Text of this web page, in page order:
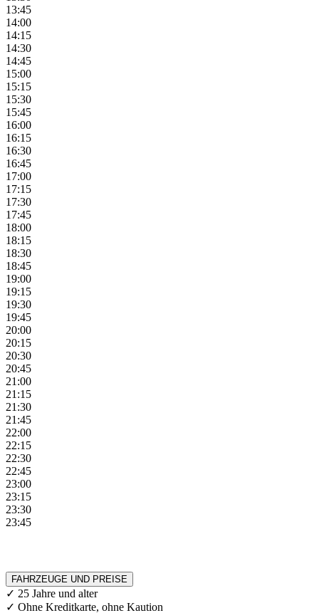
13:45
14:00
14:15
14:30
14:45
15:00
15:15
15:30
15:45
16:00
16:15
16:30
16:45
17:00
17:15
17:30
17:45
18:00
18:15
18:30
18:45
19:00
19:15
19:30
19:45
20:00
20:15
20:30
20:45
21:00
21:15
21:30
21:45
22:00
22:15
22:30
22:45
23:00
23:15
23:30
23:45
FAHRZEUGE UND PREISE
✓ 25 Jahre und alter
✓ Ohne Kreditkarte, ohne Kaution